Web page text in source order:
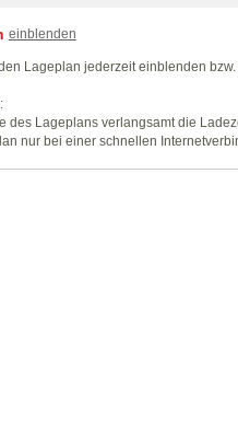
einblenden
Lageplan jederzeit einblenden
des Lageplans verlangsamt die
nur bei einer schnellen